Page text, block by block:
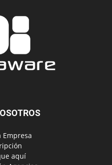
Empresa
aquí